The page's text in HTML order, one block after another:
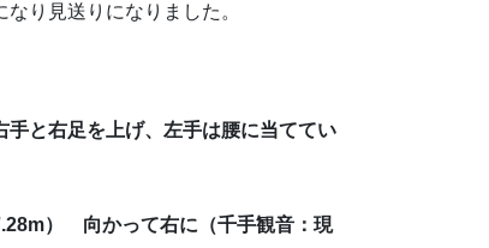
り見送りになりました。
と右足を上げ、左手は腰に当ててい
） 向かって右に（千手観音：現